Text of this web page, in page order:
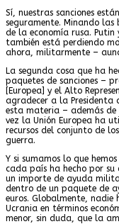
Sí, nuestras sanciones
seguramente. Minando las
de la economía rusa.
también está perdiendo
ahora, militarmente –
La segunda cosa que ha
paquetes de sanciones –
[Europea] y el Alto
agradecer a la Presidenta
esta materia – además de
vez la Unión Europea ha
recursos del conjunto de
guerra.
Y si sumamos lo que
cada país ha hecho por
un importe de ayuda
dentro de un paquete de
euros. Globalmente, nadie
Ucrania en términos
menor, sin duda, que la